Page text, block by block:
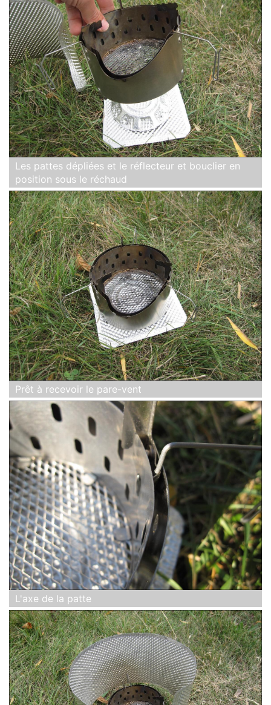
Les pattes dépliées et le réflecteur et bouclier en
position sous le réchaud
Prêt à recevoir le pare-vent
L'axe de la patte